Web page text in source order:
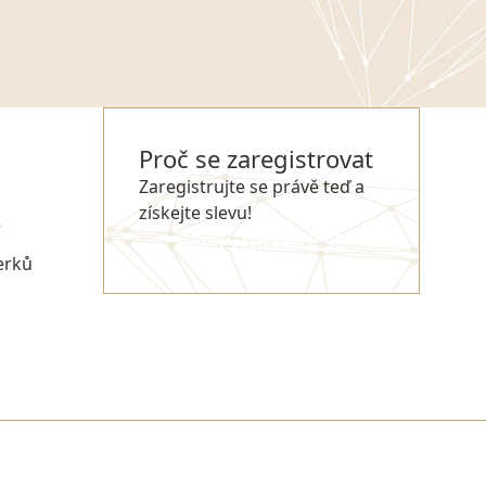
Proč se zaregistrovat
Zaregistrujte se právě teď a
získejte slevu!
REGISTROVAT SE